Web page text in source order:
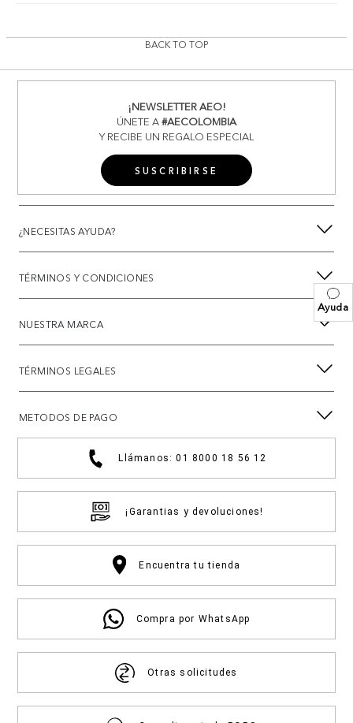
Ayuda
BACK TO TOP
¡NEWSLETTER AEO!
ÚNETE A#AECOLOMBIA
Y RECIBE UN REGALO ESPECIAL
SUSCRIBIRSE
¿NECESITAS AYUDA?
TÉRMINOS Y CONDICIONES
NUESTRA MARCA
TÉRMINOS LEGALES
METODOS DE PAGO
Llámanos: 01 8000 18 56 12
¡Garantias y devoluciones!
Encuentra tu tienda
Compra por WhatsApp
Otras solicitudes